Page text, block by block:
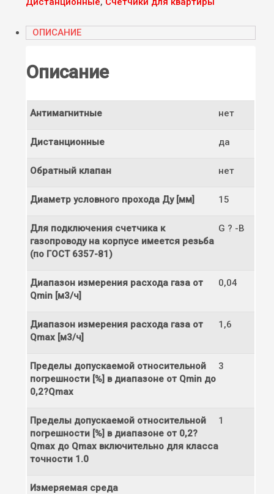
ОПИСАНИЕ
Описание
Антимагнитные нет
Дистанционные да
Обратный клапан нет
Диаметр условного прохода Ду [мм] 15
Для подключения счетчика к
газопроводу на корпусе имеется резьба
(по ГОСТ 6357-81)
G ? -В
Диапазон измерения расхода газа от
Qmin [м3/ч]
0,04
Диапазон измерения расхода газа от
Qmax [м3/ч]
1,6
Пределы допускаемой относительной
погрешности [%] в диапазоне от Qmin до
0,2?Qmax
3
Пределы допускаемой относительной
погрешности [%] в диапазоне от 0,2?
Qmax до Qmax включительно для класса
точности 1.0
1
Измеряемая среда